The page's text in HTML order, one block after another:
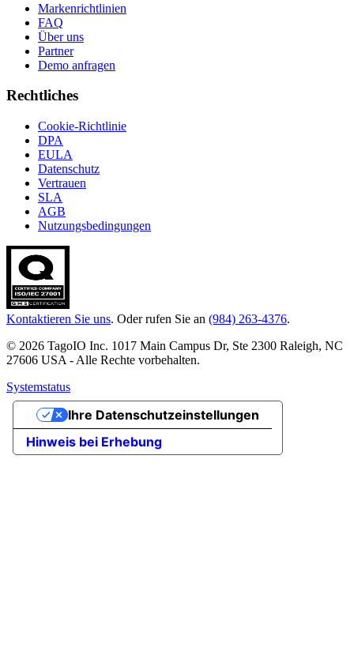
Markenrichtlinien
FAQ
Über uns
Partner
Demo anfragen
Rechtliches
Cookie-Richtlinie
DPA
EULA
Datenschutz
Vertrauen
SLA
AGB
Nutzungsbedingungen
Kontaktieren Sie uns. Oder rufen Sie an (984) 263-4376.
© 2026 TagoIO Inc. 1017 Main Campus Dr, Ste 2300 Raleigh, NC
27606 USA - Alle Rechte vorbehalten.
Systemstatus
Hinweis bei Erhebung
Ihre Datenschutzeinstellungen